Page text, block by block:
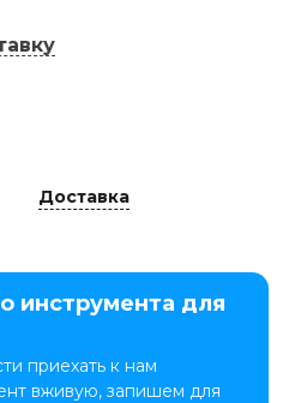
Доставка
инструмента для
приехать к нам
вживую, запишем для